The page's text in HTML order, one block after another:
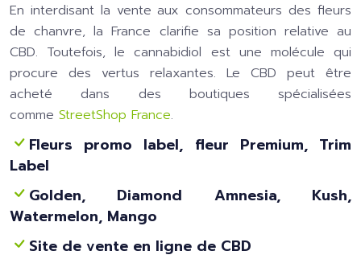
En interdisant la vente aux consommateurs des fleurs
de chanvre, la France clarifie sa position relative au
CBD. Toutefois, le cannabidiol est une molécule qui
procure des vertus relaxantes. Le CBD peut être
acheté dans des boutiques spécialisées
comme StreetShop France.
Fleurs promo label, fleur Premium, Trim
Label
Golden, Diamond Amnesia, Kush,
Watermelon, Mango
Site de vente en ligne de CBD